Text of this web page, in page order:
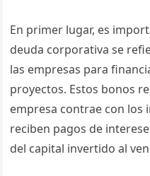
En primer lugar, es
deuda corporativa se
las empresas para
proyectos. Estos bonos
empresa contrae con los
reciben pagos de
del capital invertido al